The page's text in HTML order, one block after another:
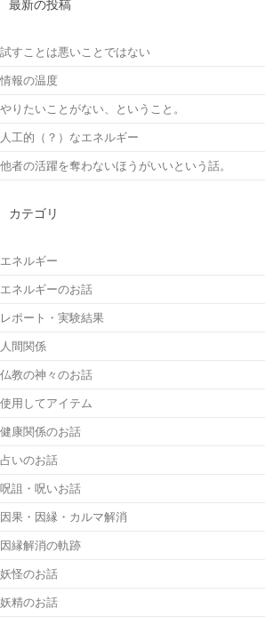
最新の投稿
試すことは悪いことではない
情報の温度
やりたいことがない、ということ。
人工的（？）なエネルギー
他者の活躍を奪わないほうがいいという話。
カテゴリ
エネルギー
エネルギーのお話
レポート・実験結果
人間関係
仏教の神々のお話
使用してアイテム
健康関係のお話
占いのお話
呪詛・呪いお話
因果・因縁・カルマ解消
因縁解消の軌跡
妖怪のお話
妖精のお話